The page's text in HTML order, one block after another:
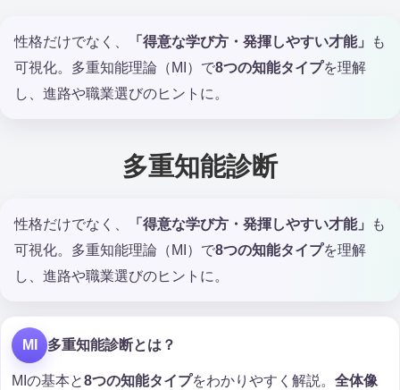
性格だけでなく、 「得意な学び方・発揮しやすい才能」
も
可視化。多重知能理論（MI）で8つの知能タイプを理解
し、進路や職業選びのヒントに。
多重知能診断
性格だけでなく、 「得意な学び方・発揮しやすい才能」
も
可視化。多重知能理論（MI）で8つの知能タイプを理解
し、進路や職業選びのヒントに。
MI 多重知能診断とは？
MIの基本と8つの知能タイプをわかりやすく解説。 全体像